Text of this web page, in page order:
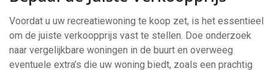
Voordat u uw recreatiewoning te koop zet, is het essentieel
om de juiste verkoopprijs vast te stellen. Doe onderzoek
naar vergelijkbare woningen in de buurt en overweeg
eventuele extra’s die uw woning biedt, zoals een prachtig